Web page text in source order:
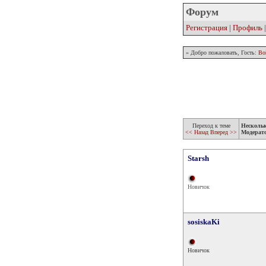
Форум
Регистрация | Профиль |
» Добро пожаловать, Гость:
Переход к теме
<< Назад Вперед >>
Starsh
Новичок
sosiskaKi
Новичок